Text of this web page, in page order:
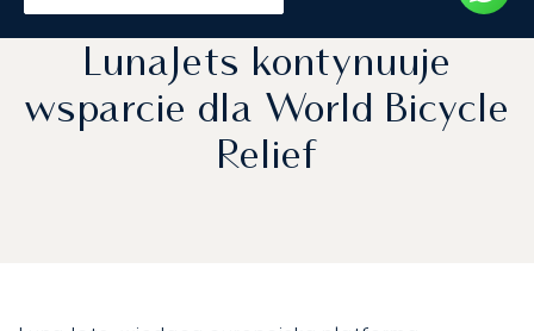
LunaJets kontynuuje
wsparcie dla World Bicycle
Relief